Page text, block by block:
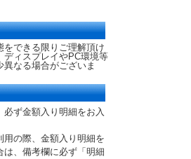
できる限りご理解頂け
ディスプレイやPC環境等
なる場合がございま
ず金額入り明細をお入
用の際、金額入り明細を
は、備考欄に必ず「明細